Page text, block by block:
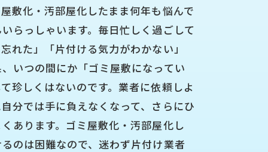
敷化・汚部屋化したまま何年も悩んで
らっしゃいます。毎日忙しく過ごして
れた」「片付ける気力がわかない」
いつの間にか「ゴミ屋敷になってい
珍しくはないのです。業者に依頼しよ
分では手に負えなくなって、さらにひ
あります。ゴミ屋敷化・汚部屋化し
のは困難なので、迷わず片付け業者